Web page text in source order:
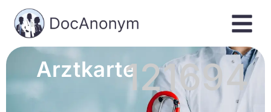
Arztkarte121694